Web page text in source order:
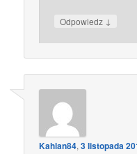
Odpowiedz ↓
Kahlan84,3 listopada